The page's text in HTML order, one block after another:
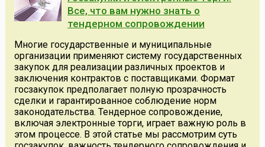
Все, что вам нужно знать о
тендерном сопровождении
Многие государственные и муниципальные
организации применяют систему государственных
закупок для реализации различных проектов и
заключения контрактов с поставщиками. Формат
госзакупок предполагает полную прозрачность
сделки и гарантированное соблюдение норм
законодательства. Тендерное сопровождение,
включая электронные торги, играет важную роль в
этом процессе. В этой статье мы рассмотрим суть